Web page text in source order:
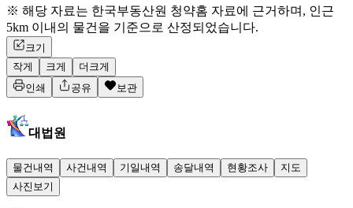
※ 해당 자료는 한국부동산원 청약홈 자료에 근거하며, 인근
5km 이내의 물건을 기준으로 산정되었습니다.
크기
작게
크게
더크게
인쇄
공유 보관
대법원
물건내역 사건내역 기일내역 송달내역 현황조사
지도
사진보기